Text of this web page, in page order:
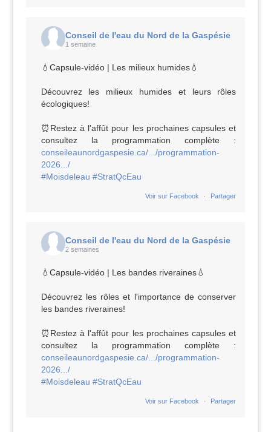
Conseil de l'eau du Nord de la Gaspésie
1 semaine
💧Capsule-vidéo | Les milieux humides💧
Découvrez les milieux humides et leurs rôles
écologiques!
⏰Restez à l'affût pour les prochaines capsules et
consultez la programmation complète :
conseileaunordgaspesie.ca/.../programmation-
2026.../
#Moisdeleau #StratQcEau
Voir sur Facebook · Partager
Conseil de l'eau du Nord de la Gaspésie
2 semaines
💧Capsule-vidéo | Les bandes riveraines💧
Découvrez les rôles et l'importance de conserver
les bandes riveraines!
⏰Restez à l'affût pour les prochaines capsules et
consultez la programmation complète :
conseileaunordgaspesie.ca/.../programmation-
2026.../
#Moisdeleau #StratQcEau
Voir sur Facebook · Partager